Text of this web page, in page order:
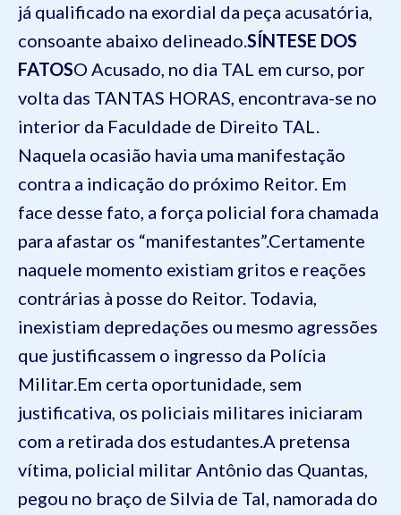
já qualificado na exordial da peça acusatória,
consoante abaixo delineado.SÍNTESE DOS
FATOSO Acusado, no dia TAL em curso, por
volta das TANTAS HORAS, encontrava-se no
interior da Faculdade de Direito TAL.
Naquela ocasião havia uma manifestação
contra a indicação do próximo Reitor. Em
face desse fato, a força policial fora chamada
para afastar os “manifestantes”.Certamente
naquele momento existiam gritos e reações
contrárias à posse do Reitor. Todavia,
inexistiam depredações ou mesmo agressões
que justificassem o ingresso da Polícia
Militar.Em certa oportunidade, sem
justificativa, os policiais militares iniciaram
com a retirada dos estudantes.A pretensa
vítima, policial militar Antônio das Quantas,
pegou no braço de Silvia de Tal, namorada do